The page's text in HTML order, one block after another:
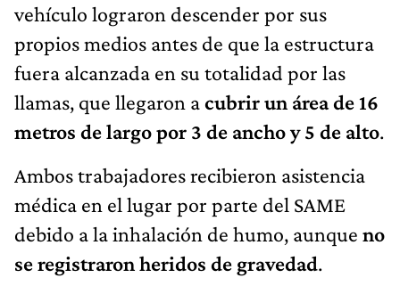
vehículo lograron descender por sus
propios medios antes de que la estructura
fuera alcanzada en su totalidad por las
llamas, que llegaron acubrir un área de 16
metros de largo por 3 de ancho y 5 de alto.
Ambos trabajadores recibieron asistencia
médica en el lugar por parte del SAME
debido a la inhalación de humo, aunque no
se registraron heridos de gravedad.